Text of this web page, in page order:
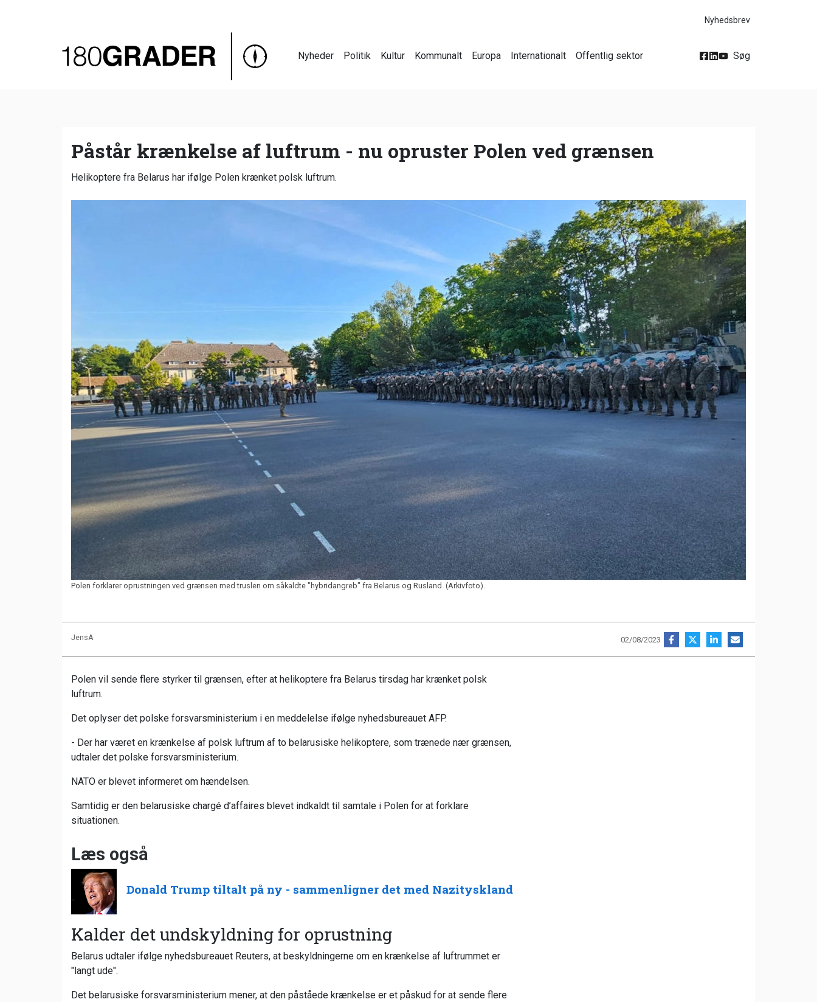
Nyhedsbrev
Nyheder Politik Kultur Kommunalt Europa Internationalt Offentlig sektor Søg
Påstår krænkelse af luftrum - nu opruster Polen ved grænsen
Helikoptere fra Belarus har ifølge Polen krænket polsk luftrum.
Polen forklarer oprustningen ved grænsen med truslen om såkaldte "hybridangreb" fra Belarus og Rusland. (Arkivfoto).
JensA 02/08/2023
Polen vil sende flere styrker til grænsen, efter at helikoptere fra Belarus tirsdag har krænket polsk
luftrum.
Det oplyser det polske forsvarsministerium i en meddelelse ifølge nyhedsbureauet AFP.
- Der har været en krænkelse af polsk luftrum af to belarusiske helikoptere, som trænede nær grænsen,
udtaler det polske forsvarsministerium.
NATO er blevet informeret om hændelsen.
Samtidig er den belarusiske chargé d’affaires blevet indkaldt til samtale i Polen for at forklare
situationen.
Læs også
Donald Trump tiltalt på ny - sammenligner det med Nazityskland
Kalder det undskyldning for oprustning
Belarus udtaler ifølge nyhedsbureauet Reuters, at beskyldningerne om en krænkelse af luftrummet er
"langt ude".
Det belarusiske forsvarsministerium mener, at den påståede krænkelse er et påskud for at sende flere